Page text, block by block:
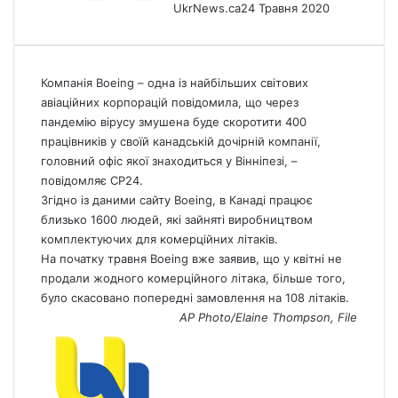
UkrNews.ca24 Травня 2020
Компанія Boeing – одна із найбільших світових
авіаційних корпорацій повідомила, що через
пандемію вірусу змушена буде скоротити 400
працівників у своїй канадській дочірній компанії,
головний офіс якої знаходиться у Вінніпезі, –
повідомляє СP24.
Згідно із даними сайту Boeing, в Канаді працює
близько 1600 людей, які зайняті виробництвом
комплектуючих для комерційних літаків.
На початку травня Boeing вже заявив, що у квітні не
продали жодного комерційного літака, більше того,
було скасовано попередні замовлення на 108 літаків.
AP Photo/Elaine Thompson, File